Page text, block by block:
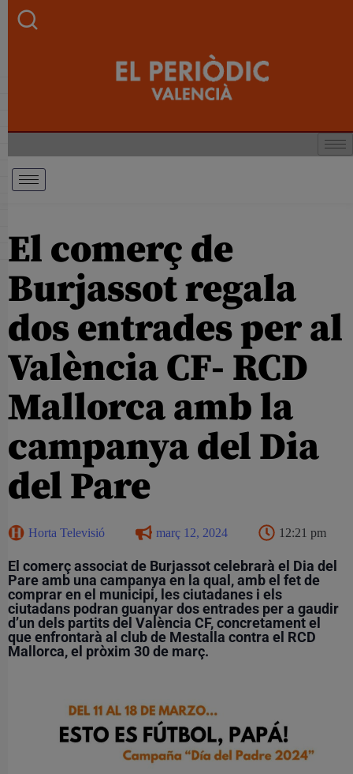
El comerç de
Burjassot regala
dos entrades per al
València CF- RCD
Mallorca amb la
campanya del Dia
del Pare
Horta Televisió març 12, 2024 12:21 pm
El comerç associat de Burjassot celebrarà el Dia del
Pare amb una campanya en la qual, amb el fet de
comprar en el municipi, les ciutadanes i els
ciutadans podran guanyar dos entrades per a gaudir
d’un dels partits del València CF, concretament el
que enfrontarà al club de Mestalla contra el RCD
Mallorca, el pròxim 30 de març.